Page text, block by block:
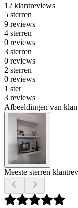
12 klantreviews
5 sterren
9 reviews
4 sterren
0 reviews
3 sterren
0 reviews
2 sterren
0 reviews
1 ster
3 reviews
Afbeeldingen van
Meeste sterren